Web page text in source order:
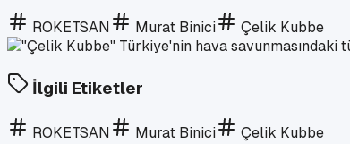
ROKETSAN Murat Binici Çelik Kubbe
İlgili Etiketler
ROKETSAN Murat Binici Çelik Kubbe